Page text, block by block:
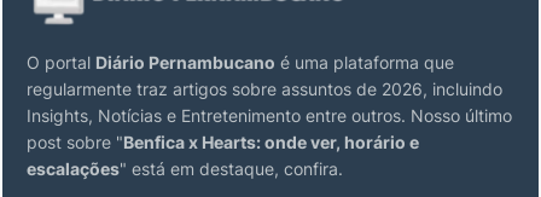
O portal Diário Pernambucano é uma plataforma que
regularmente traz artigos sobre assuntos de 2026, incluindo
Insights, Notícias e Entretenimento entre outros. Nosso último
post sobre "Benfica x Hearts: onde ver, horário e
escalações" está em destaque, confira.